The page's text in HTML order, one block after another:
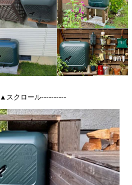
スクロール----------